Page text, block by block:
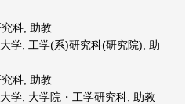
科, 助教
学, 工学(系)研究科(研究院), 助
科, 助教
学, 大学院・工学研究科, 助教